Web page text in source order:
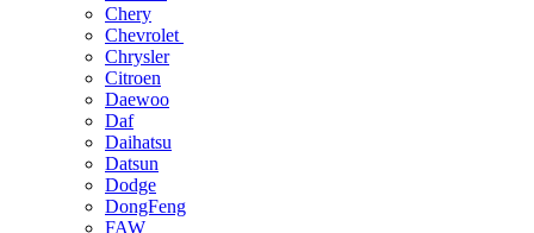
Chery
Chevrolet
Chrysler
Citroen
Daewoo
Daf
Daihatsu
Datsun
Dodge
DongFeng
FAW